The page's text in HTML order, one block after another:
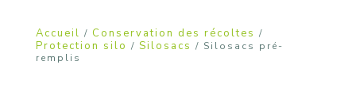
Accueil / Conservation des récoltes /
Protection silo / Silosacs / Silosacs pré-
remplis